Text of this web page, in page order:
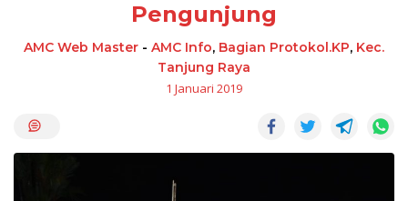
Pengunjung
AMC Web Master - AMC Info, Bagian Protokol.KP, Kec.
Tanjung Raya
1 Januari 2019